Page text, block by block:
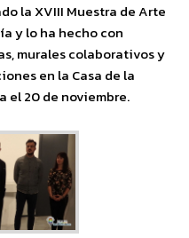
la XVIII Muestra de Arte
y lo ha hecho con
murales colaborativos y
en la Casa de la
el 20 de noviembre.